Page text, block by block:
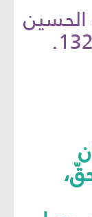
الحسين